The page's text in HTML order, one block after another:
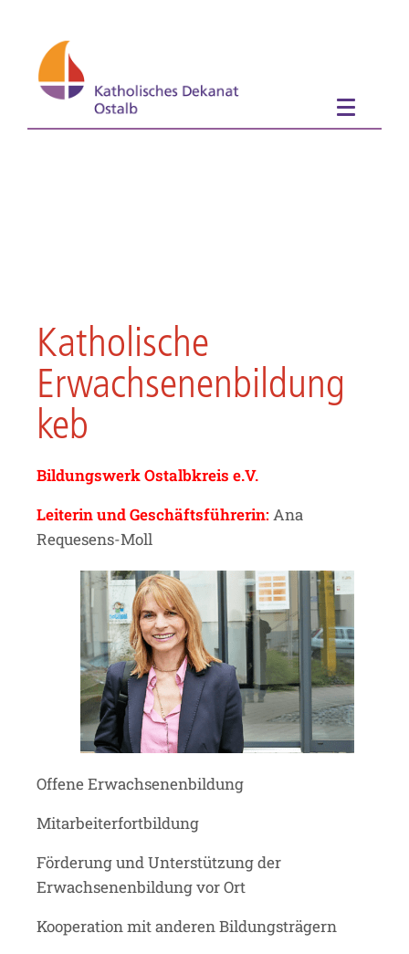
Katholische
Erwachsenenbildung
keb
Bildungswerk Ostalbkreis e.V.
Leiterin und Geschäftsführerin:Ana
Requesens-Moll
Offene Erwachsenenbildung
Mitarbeiterfortbildung
Förderung und Unterstützung der
Erwachsenenbildung vor Ort
Kooperation mit anderen Bildungsträgern